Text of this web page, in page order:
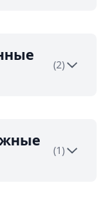
(2)
(1)